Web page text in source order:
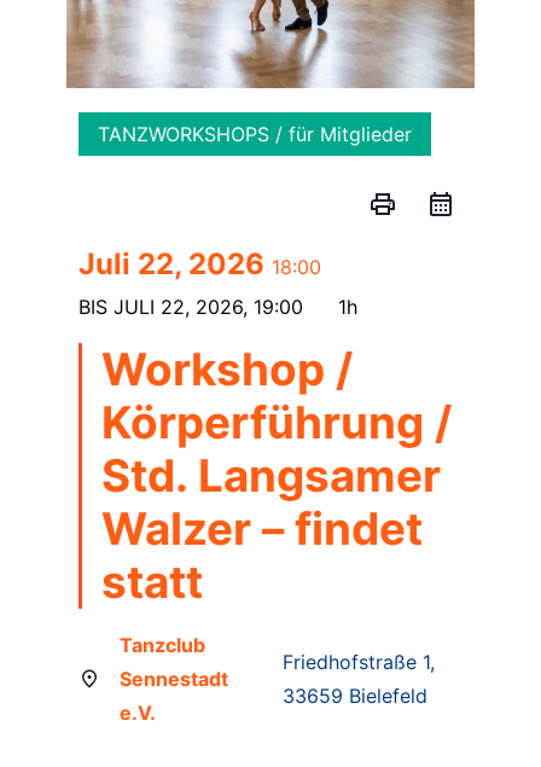
TANZWORKSHOPS / für Mitglieder
print
Juli 22, 2026 18:00
BIS JULI 22, 2026, 19:00 1h
Workshop /
Körperführung /
Std. Langsamer
Walzer – findet
statt
Tanzclub
Sennestadt
e.V.
Friedhofstraße 1,
33659 Bielefeld